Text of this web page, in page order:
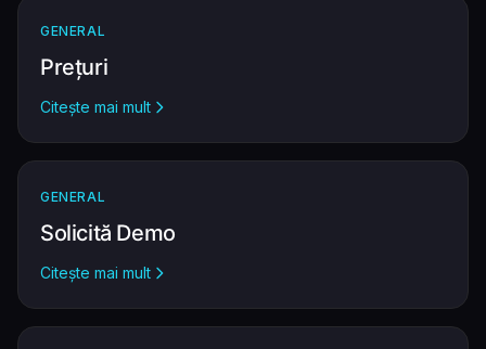
GENERAL
Prețuri
Citește mai mult
GENERAL
Solicită Demo
Citește mai mult